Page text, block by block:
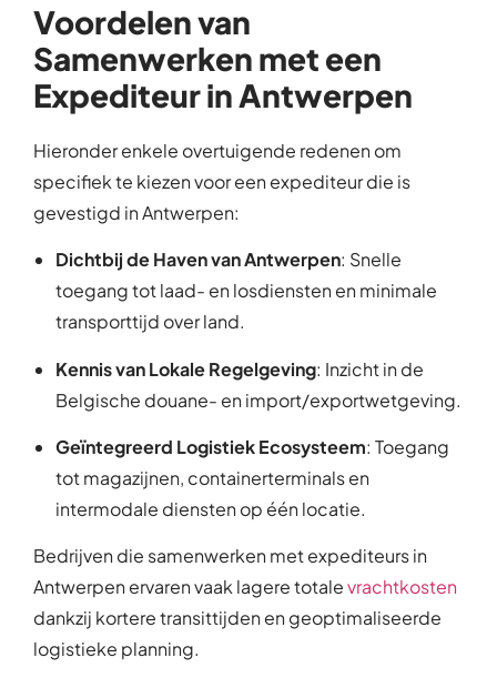
Voordelen van
Samenwerken met een
Expediteur in Antwerpen
Hieronder enkele overtuigende redenen om
specifiek te kiezen voor een expediteur die is
gevestigd in Antwerpen:
Dichtbij de Haven van Antwerpen: Snelle
toegang tot laad- en losdiensten en minimale
transporttijd over land.
Kennis van Lokale Regelgeving: Inzicht in de
Belgische douane- en import/exportwetgeving.
Geïntegreerd Logistiek Ecosysteem: Toegang
tot magazijnen, containerterminals en
intermodale diensten op één locatie.
Bedrijven die samenwerken met expediteurs in
Antwerpen ervaren vaak lagere totalevrachtkosten
dankzij kortere transittijden en geoptimaliseerde
logistieke planning.